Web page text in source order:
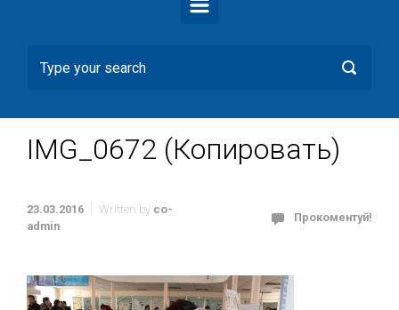
IMG_0672 (Копировать)
23.03.2016 Written by co-
admin
Прокоментуй!